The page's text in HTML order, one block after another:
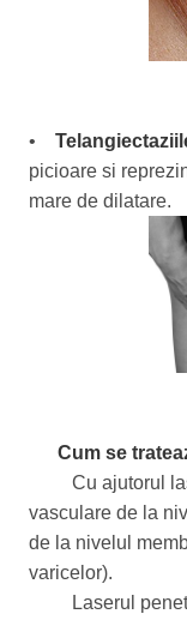
•
picioare si
mare de dilatare.
Cum se
Cu ajutorul
vasculare de la
de la nivelul
varicelor).
Laserul